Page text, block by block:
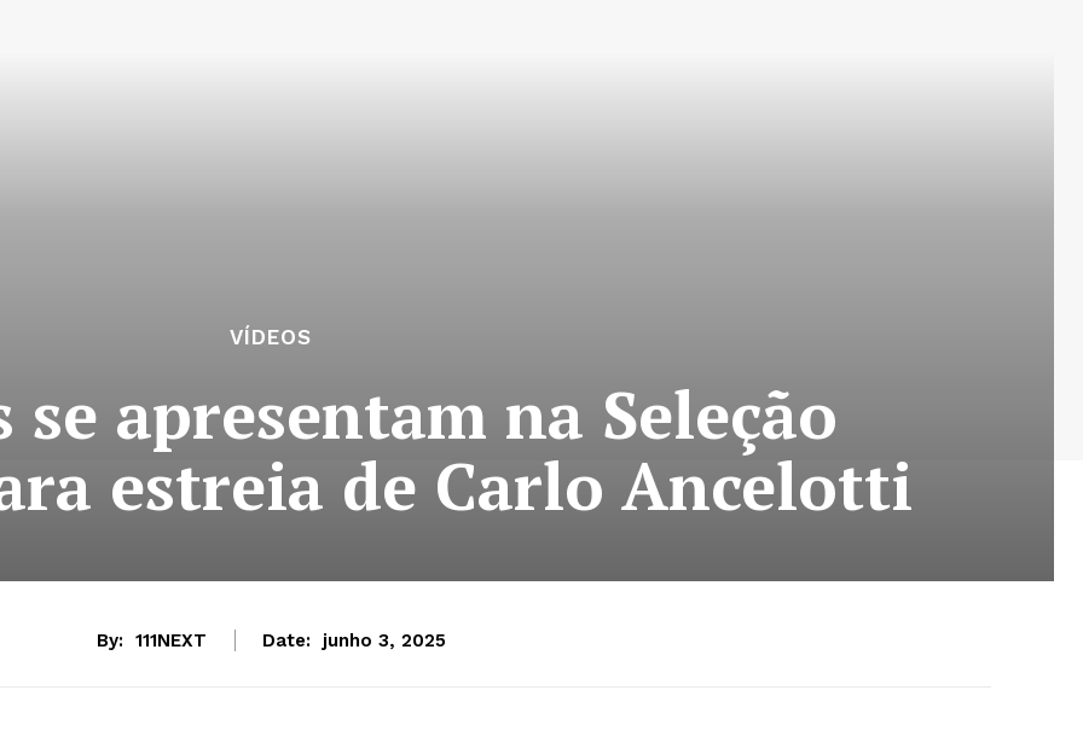
VÍDEOS
se apresentam na Seleção
estreia de Carlo Ancelotti
By: 111NEXT Date: junho 3, 2025